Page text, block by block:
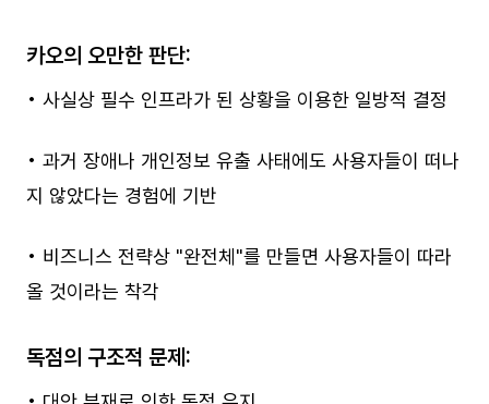
카오의 오만한 판단:
• 사실상 필수 인프라가 된 상황을 이용한 일방적 결정
• 과거 장애나 개인정보 유출 사태에도 사용자들이 떠나
지 않았다는 경험에 기반
• 비즈니스 전략상 "완전체"를 만들면 사용자들이 따라
올 것이라는 착각
독점의 구조적 문제: